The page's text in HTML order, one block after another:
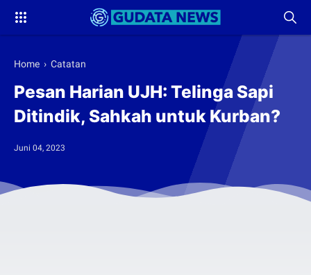
Home › Catatan
Pesan Harian UJH: Telinga Sapi
Ditindik, Sahkah untuk Kurban?
Juni 04, 2023